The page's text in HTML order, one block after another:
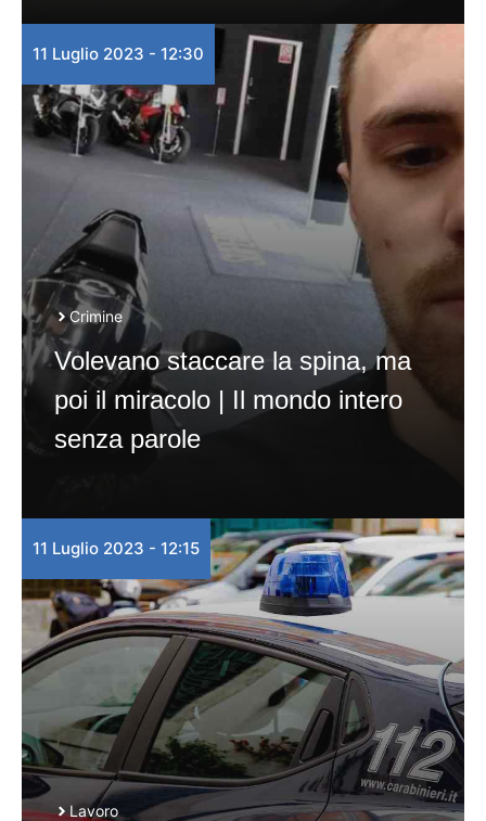
11 Luglio 2023 - 12:30
Crimine
Volevano staccare la spina, ma
poi il miracolo | Il mondo intero
senza parole
11 Luglio 2023 - 12:15
Lavoro